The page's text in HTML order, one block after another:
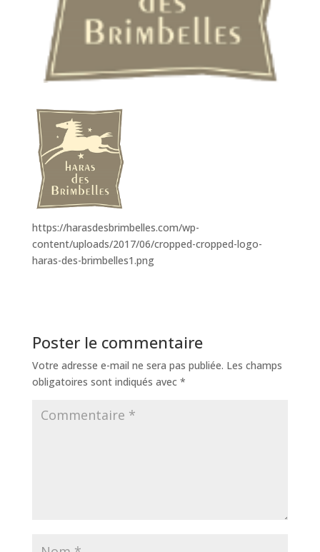
https://harasdesbrimbelles.com/wp-
content/uploads/2017/06/cropped-cropped-logo-
haras-des-brimbelles1.png
Poster le commentaire
Votre adresse e-mail ne sera pas publiée. Les champs
obligatoires sont indiqués avec *